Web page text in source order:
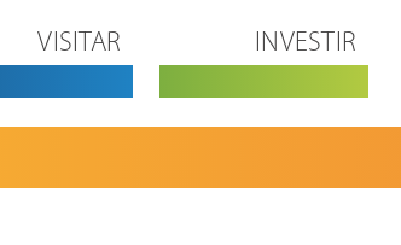
VISITAR INVESTIR